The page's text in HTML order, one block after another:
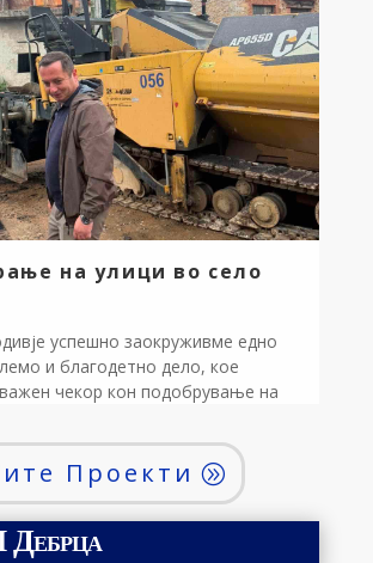
на одпадот ќе се изврши во
година Ви благодариме на
на улици во село
успешно заокруживме едно
и благодетно дело, кое
чекор кон подобрување на
и слушање празни ветувања во
го асфалтиравме патот што
црква „Св. Ѓорѓија“,
им на верниците и на сите
и лесен пристап […]
Проекти